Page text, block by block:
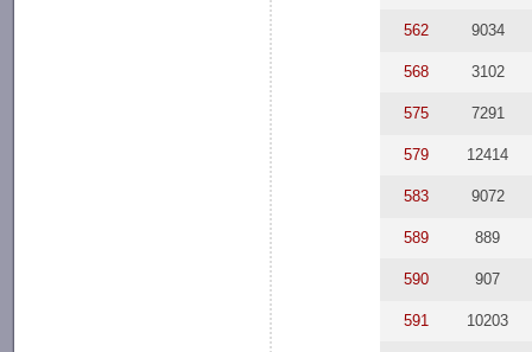
562 9034
568 3102
575 7291
579 12414
583 9072
589 889
590 907
591 10203